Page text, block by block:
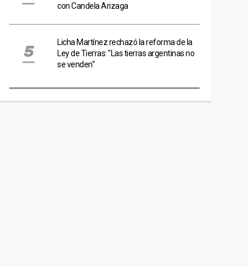
con Candela Arizaga
Licha Martínez rechazó la reforma de la
Ley de Tierras: "Las tierras argentinas no
se venden"